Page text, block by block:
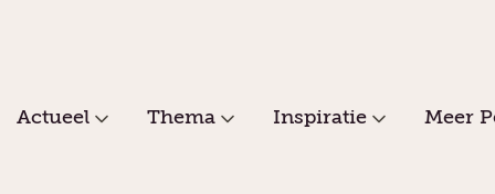
Actueel Thema Inspiratie Meer